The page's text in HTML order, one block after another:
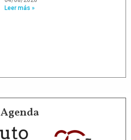
Leer más »
Agenda